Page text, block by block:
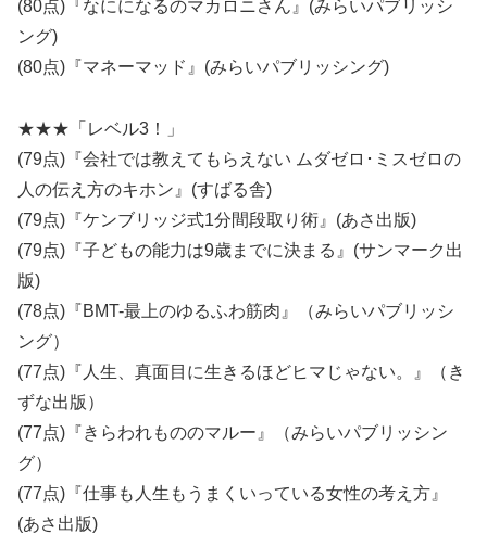
(80点)『なにになるのマカロニさん』(みらいパブリッシ
ング)
(80点)『マネーマッド』(みらいパブリッシング)
★★★「レベル3！」
(79点)『会社では教えてもらえない ムダゼロ･ミスゼロの
人の伝え方のキホン』(すばる舎)
(79点)『ケンブリッジ式1分間段取り術』(あさ出版)
(79点)『子どもの能力は9歳までに決まる』(サンマーク出
版)
(78点)『BMT-最上のゆるふわ筋肉』（みらいパブリッシ
ング）
(77点)『人生、真面目に生きるほどヒマじゃない。』（き
ずな出版）
(77点)『きらわれもののマルー』（みらいパブリッシン
グ）
(77点)『仕事も人生もうまくいっている女性の考え方』
(あさ出版)